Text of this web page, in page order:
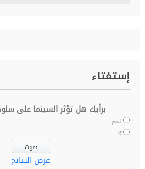
إستفتاء
برأيك هل تؤثر السينما على
نعم
لا
عرض النتائج